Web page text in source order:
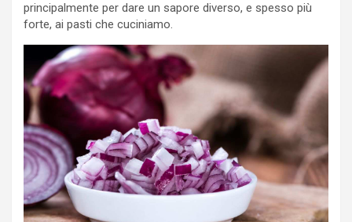
principalmente per dare un sapore diverso, e spesso più
forte, ai pasti che cuciniamo.